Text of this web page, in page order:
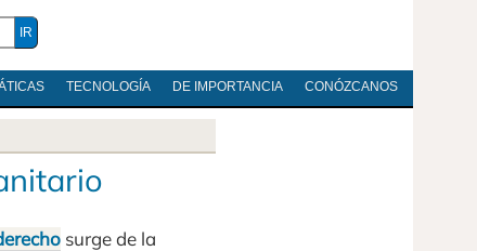
TECNOLOGÍA DE IMPORTANCIA CONÓZCANOS
surge de la